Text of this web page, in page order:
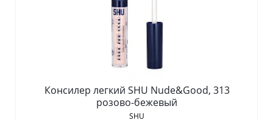
Консилер легкий SHU Nude&Good, 313
розово-бежевый
SHU